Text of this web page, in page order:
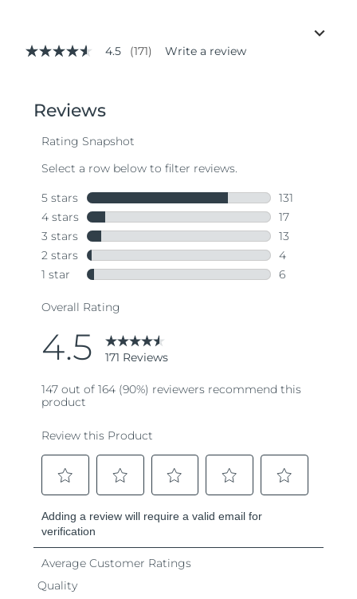
4.5
stars,
average
value.
171
Same
page
link.
4.5 (171) Write a review